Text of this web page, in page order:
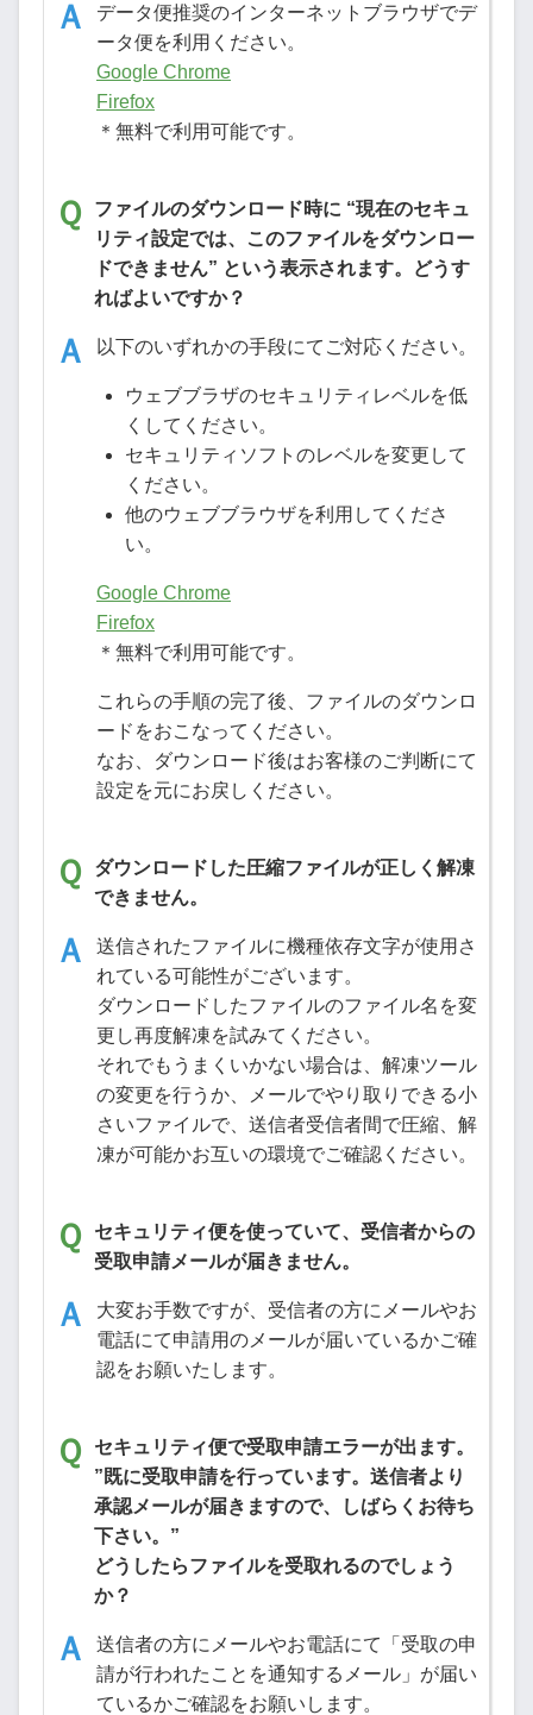
データ便推奨のインターネットブラウザでデ
ータ便を利用ください。
Google Chrome
Firefox
＊無料で利用可能です。
ファイルのダウンロード時に “現在のセキュ
リティ設定では、このファイルをダウンロー
ドできません” という表示されます。どうす
ればよいですか？
以下のいずれかの手段にてご対応ください。
ウェブブラザのセキュリティレベルを低
くしてください。
セキュリティソフトのレベルを変更して
ください。
他のウェブブラウザを利用してくださ
い。
Google Chrome
Firefox
＊無料で利用可能です。
これらの手順の完了後、ファイルのダウンロ
ードをおこなってください。
なお、ダウンロード後はお客様のご判断にて
設定を元にお戻しください。
ダウンロードした圧縮ファイルが正しく解凍
できません。
送信されたファイルに機種依存文字が使用さ
れている可能性がございます。
ダウンロードしたファイルのファイル名を変
更し再度解凍を試みてください。
それでもうまくいかない場合は、解凍ツール
の変更を行うか、メールでやり取りできる小
さいファイルで、送信者受信者間で圧縮、解
凍が可能かお互いの環境でご確認ください。
セキュリティ便を使っていて、受信者からの
受取申請メールが届きません。
大変お手数ですが、受信者の方にメールやお
電話にて申請用のメールが届いているかご確
認をお願いたします。
セキュリティ便で受取申請エラーが出ます。
”既に受取申請を行っています。送信者より
承認メールが届きますので、しばらくお待ち
下さい。”
どうしたらファイルを受取れるのでしょう
か？
送信者の方にメールやお電話にて「受取の申
請が行われたことを通知するメール」が届い
ているかご確認をお願いします。